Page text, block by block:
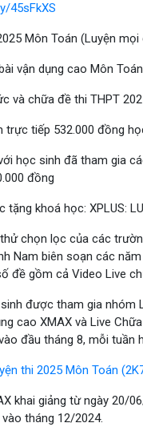
45sFkXS
Môn Toán (Luyện
vận dụng cao Môn
và chữa đề thi THPT
tiếp 532.000 đồng
học sinh đã tham gia
đồng
khoá học: XPLUS:
chọn lọc của các
Nam biên soạn các
đề gồm cả Video Live
được tham gia nhóm
cao XMAX và Live
đầu tháng 8, mỗi tuần
thi 2025 Môn Toán
khai giảng từ ngày 20/
tháng 12/2024.